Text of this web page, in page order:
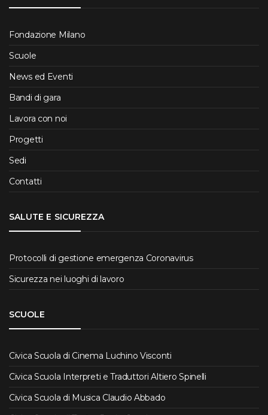
Fondazione Milano
Scuole
News ed Eventi
Bandi di gara
Lavora con noi
Progetti
Sedi
Contatti
SALUTE E SICUREZZA
Protocolli di gestione emergenza Coronavirus
Sicurezza nei luoghi di lavoro
SCUOLE
Civica Scuola di Cinema Luchino Visconti
Civica Scuola Interpreti e Traduttori Altiero Spinelli
Civica Scuola di Musica Claudio Abbado